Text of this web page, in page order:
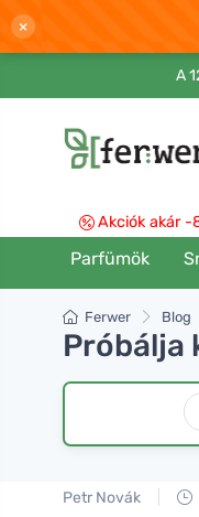
×
A
Akciók akár -
Parfümök
Ferwer Blog
Próbálja
Petr Novák